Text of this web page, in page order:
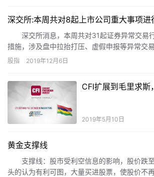
深交所:本周共对8起上市公司重大事项进
深交所消息，本周共对31起证券异常交易
措施，涉及盘中拉抬打压、虚假申报等异常交
公司重大事项进行核查，并上报证监会4起涉嫌
股指 2019年12月6日
CFI扩展到毛里求斯
2019年5月10日
黄金支撑线
支撑线：股市受利空信息的影响，股价跌
头的认为有利可图，大量买进股票，使股价不